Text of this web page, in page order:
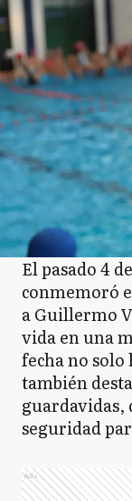
El pasado 4
conmemoró
a Guillermo
vida en una
fecha no
también
guardavidas,
seguridad
Ads